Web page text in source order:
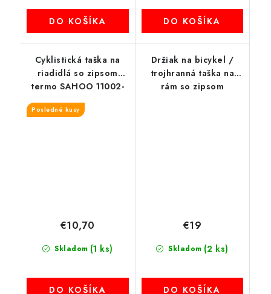
DO KOŠÍKA DO KOŠÍKA
Cyklistická taška na
riadidlá so zipsom
termo SAHOO 11002-
Posledné kusy
Skladom (1 ks)
€10,70
DO KOŠÍKA
Držiak na bicykel /
trojhranná taška na
rám so zipsom
Skladom (2 ks)
€19
DO KOŠÍKA